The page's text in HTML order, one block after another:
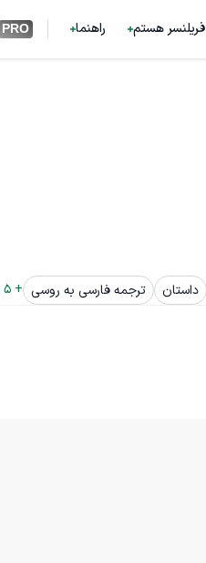
فریلنسر هستم راهنما PRO
داستان ترجمه فارسی به روسی +
5